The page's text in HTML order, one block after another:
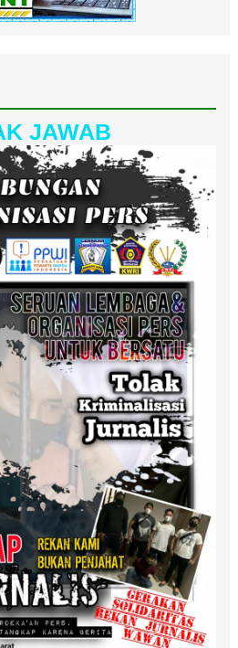
JAWAB